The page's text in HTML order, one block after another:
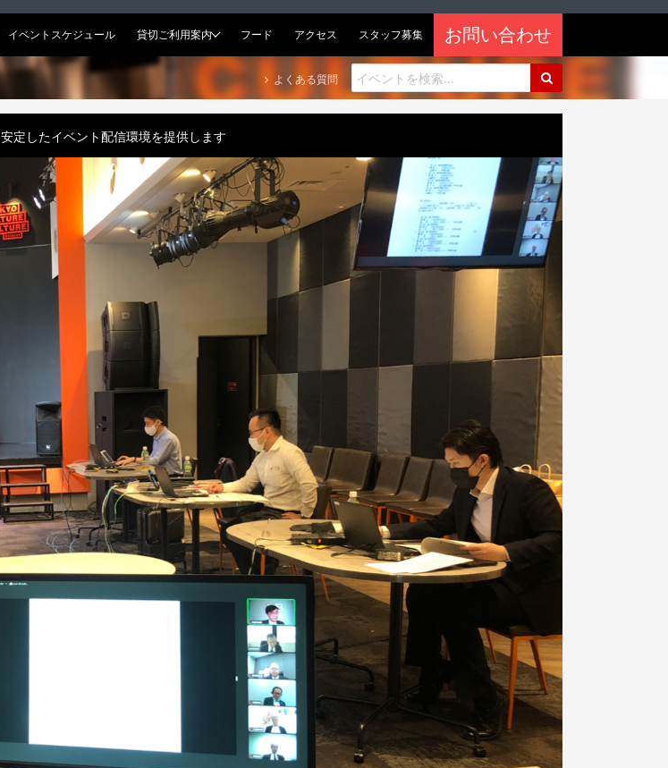
イベントスケジュール 貸切ご利用案内 フード アクセス スタッフ募集 お問い合わせ
よくある質問
安定したイベント配信環境を提供します